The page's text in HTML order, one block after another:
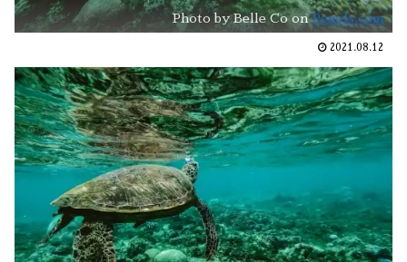
Photo by Belle Co onPexels.com
2021.08.12